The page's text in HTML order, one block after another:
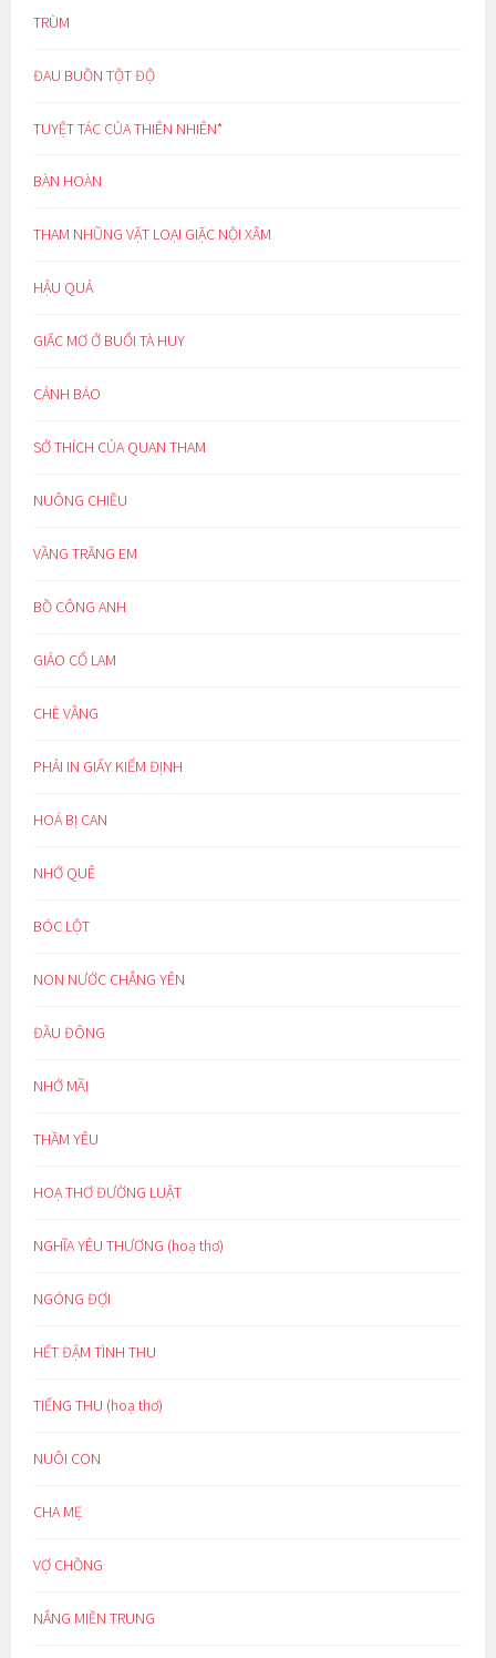
TRÙM
ĐAU BUỒN TỘT ĐỘ
TUYỆT TÁC CỦA THIÊN NHIÊN*
BÀN HOÀN
THAM NHŨNG VẶT LOẠI GIẶC NỘI XÂM
HẬU QUẢ
GIẤC MƠ Ở BUỔI TÀ HUY
CẢNH BÁO
SỞ THÍCH CỦA QUAN THAM
NUÔNG CHIỀU
VẦNG TRĂNG EM
BỒ CÔNG ANH
GIẢO CỔ LAM
CHÈ VẰNG
PHẢI IN GIẤY KIỂM ĐỊNH
HOÁ BỊ CAN
NHỚ QUÊ
BÓC LỘT
NON NƯỚC CHẲNG YÊN
ĐẦU ĐÔNG
NHỚ MÃI
THẦM YÊU
HOẠ THƠ ĐƯỜNG LUẬT
NGHĨA YÊU THƯƠNG (hoạ thơ)
NGÓNG ĐỢI
HẾT ĐẬM TÌNH THU
TIẾNG THU (hoạ thơ)
NUÔI CON
CHA MẸ
VỢ CHỒNG
NẮNG MIỀN TRUNG